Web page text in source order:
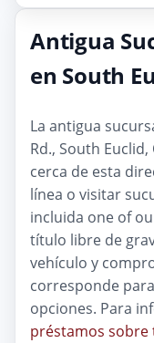
Antigua
en South
La antigua
Rd., South
cerca de esta
línea o visitar
incluida one of
título libre de
vehículo y
corresponde
opciones. Para
préstamos sobre